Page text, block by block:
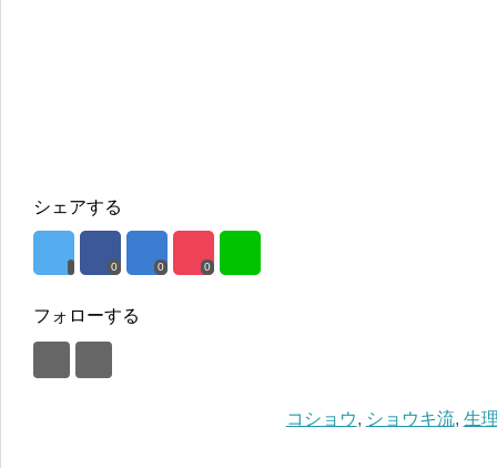
シェアする
0 0 0
フォローする
コショウ, ショウキ流, 生